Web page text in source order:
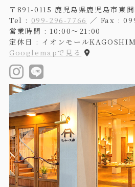
〒891-0115 鹿児島県鹿児島市東
Tel : 099-296-7766 ／ Fax :
営業時間 : 10:00〜21:00
定休日 : イオンモール
Googlemapで見る